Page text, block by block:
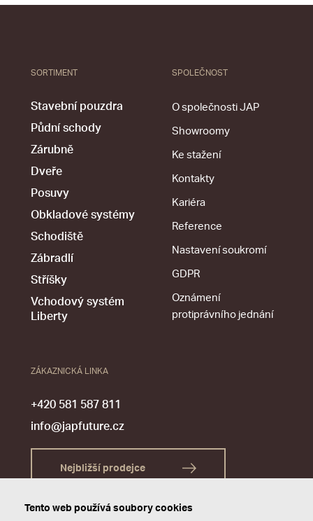
SORTIMENT
Stavební pouzdra
Půdní schody
Zárubně
Dveře
Posuvy
Obkladové systémy
Schodiště
Zábradlí
Stříšky
Vchodový systém
Liberty
SPOLEČNOST
O společnosti JAP
Showroomy
Ke stažení
Kontakty
Kariéra
Reference
Nastavení soukromí
GDPR
Oznámení
protiprávního jednání
ZÁKAZNICKÁ LINKA
+420 581 587 811
info@japfuture.cz
Nejbližší prodejce
Tento web používá soubory cookies